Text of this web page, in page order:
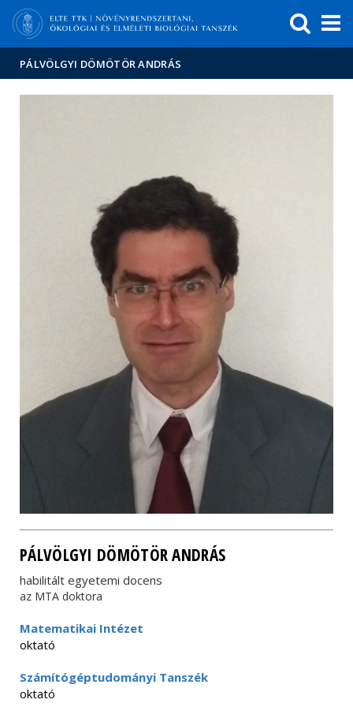
Hírek
Események
ELTE a
sajtóban
PÁLVÖLGYI DÖMÖTÖR ANDRÁS
PÁLVÖLGYI DÖMÖTÖR ANDRÁS
habilitált egyetemi docens
az MTA doktora
Matematikai Intézet
oktató
Számítógéptudományi Tanszék
oktató